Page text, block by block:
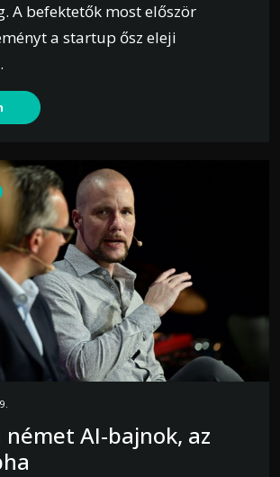
A befektetők most először
a startup ősz eleji
AI-bajnok, az